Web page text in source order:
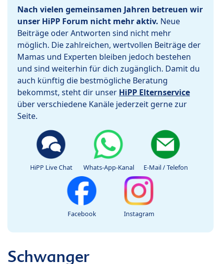
Nach vielen gemeinsamen Jahren betreuen wir
unser HiPP Forum nicht mehr aktiv. Neue
Beiträge oder Antworten sind nicht mehr
möglich. Die zahlreichen, wertvollen Beiträge der
Mamas und Experten bleiben jedoch bestehen
und sind weiterhin für dich zugänglich. Damit du
auch künftig die bestmögliche Beratung
bekommst, steht dir unser HiPP Elternservice
über verschiedene Kanäle jederzeit gerne zur
Seite.
HiPP Live Chat Whats-App-Kanal E-Mail / Telefon
Facebook Instagram
Schwanger